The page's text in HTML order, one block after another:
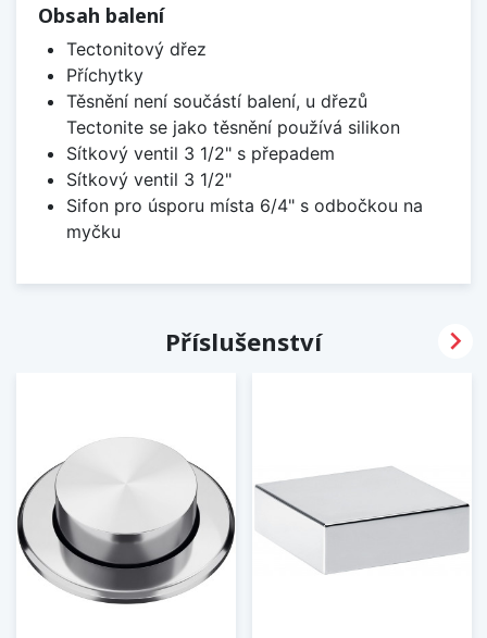
Obsah balení
Tectonitový dřez
Příchytky
Těsnění není součástí balení, u dřezů
Tectonite se jako těsnění používá silikon
Sítkový ventil 3 1/2" s přepadem
Sítkový ventil 3 1/2"
Sifon pro úsporu místa 6/4" s odbočkou na
myčku
Příslušenství 